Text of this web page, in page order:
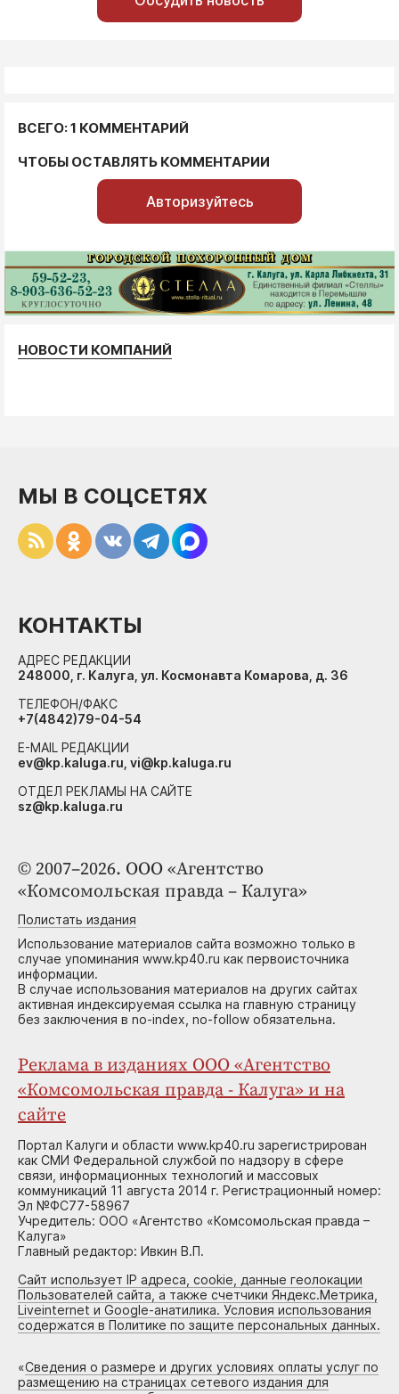
ВСЕГО: 1 КОММЕНТАРИЙ
ЧТОБЫ ОСТАВЛЯТЬ КОММЕНТАРИИ
Авторизуйтесь
НОВОСТИ КОМПАНИЙ
© 2007–2026. ООО «Агентство
«Комсомольская правда – Калуга»
Полистать издания
Использование материалов сайта возможно только в
случае упоминания www.kp40.ru как первоисточника
информации.
В случае использования материалов на других сайтах
активная индексируемая ссылка на главную страницу
без заключения в no-index, no-follow обязательна.
Реклама в изданиях ООО «Агентство
«Комсомольская правда - Калуга» и на
сайте
Портал Калуги и области www.kp40.ru зарегистрирован
как СМИ Федеральной службой по надзору в сфере
связи, информационных технологий и массовых
коммуникаций 11 августа 2014 г. Регистрационный номер:
Эл №ФС77-58967
Учредитель: ООО «Агентство «Комсомольская правда –
Калуга»
Главный редактор: Ивкин В.П.
Сайт использует IP адреса, cookie, данные геолокации
Пользователей сайта, а также счетчики Яндекс.Метрика,
Liveinternet и Google-анатилика. Условия использования
содержатся в Политике по защите персональных данных.
«Сведения о размере и других условиях оплаты услуг по
размещению на страницах сетевого издания для
МЫ В СОЦСЕТЯХ
КОНТАКТЫ
АДРЕС РЕДАКЦИИ
248000, г. Калуга, ул. Космонавта Комарова, д. 36
ТЕЛЕФОН/ФАКС
+7(4842)79-04-54
E-MAIL РЕДАКЦИИ
ev@kp.kaluga.ru, vi@kp.kaluga.ru
ОТДЕЛ РЕКЛАМЫ НА САЙТЕ
sz@kp.kaluga.ru